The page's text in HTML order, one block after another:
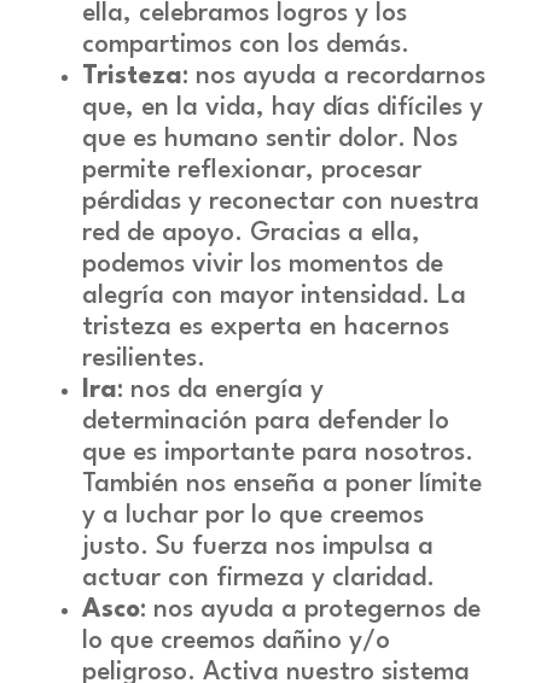
ella, celebramos logros y los
compartimos con los demás.
Tristeza: nos ayuda a recordarnos
que, en la vida, hay días difíciles y
que es humano sentir dolor. Nos
permite reflexionar, procesar
pérdidas y reconectar con nuestra
red de apoyo. Gracias a ella,
podemos vivir los momentos de
alegría con mayor intensidad. La
tristeza es experta en hacernos
resilientes.
Ira: nos da energía y
determinación para defender lo
que es importante para nosotros.
También nos enseña a poner límite
y a luchar por lo que creemos
justo. Su fuerza nos impulsa a
actuar con firmeza y claridad.
Asco: nos ayuda a protegernos de
lo que creemos dañino y/o
peligroso. Activa nuestro sistema